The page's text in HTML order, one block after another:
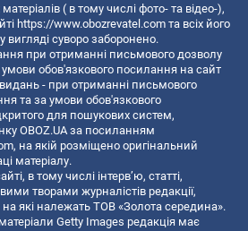
( в тому числі фото- та відео-),
https://www.obozrevatel.com та всіх його
вигляді суворо заборонено.
при отриманні письмового дозволу
умови обов'язкового посилання на сайт
видань - при отриманні письмового
та за умови обов'язкового
для пошукових систем,
OBOZ.UA за посиланням
, на якій розміщено оригінальний
матеріалу.
в тому числі інтерв’ю, статті,
творами журналістів редакції,
які належать ТОВ «Золота середина».
Getty Images редакція має